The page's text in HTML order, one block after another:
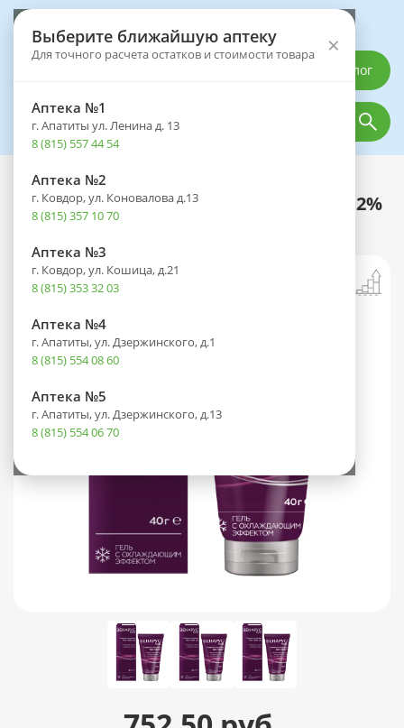
Выберите ближайшую аптеку
Для точного расчета остатков и стоимости товара ×
Аптека №1
г. Апатиты ул. Ленина д. 13
8 (815) 557 44 54
Аптека №2
г. Ковдор, ул. Коновалова д.13
8 (815) 357 10 70
Аптека №3
г. Ковдор, ул. Кошица, д.21
8 (815) 353 32 03
Аптека №4
г. Апатиты, ул. Дзержинского, д.1
8 (815) 554 08 60
Аптека №5
г. Апатиты, ул. Дзержинского, д.13
8 (815) 554 06 70
Каталог
Каталог Лекарственные препараты
Венарус туба(гель д/наружн. прим.) 2%
40г №1